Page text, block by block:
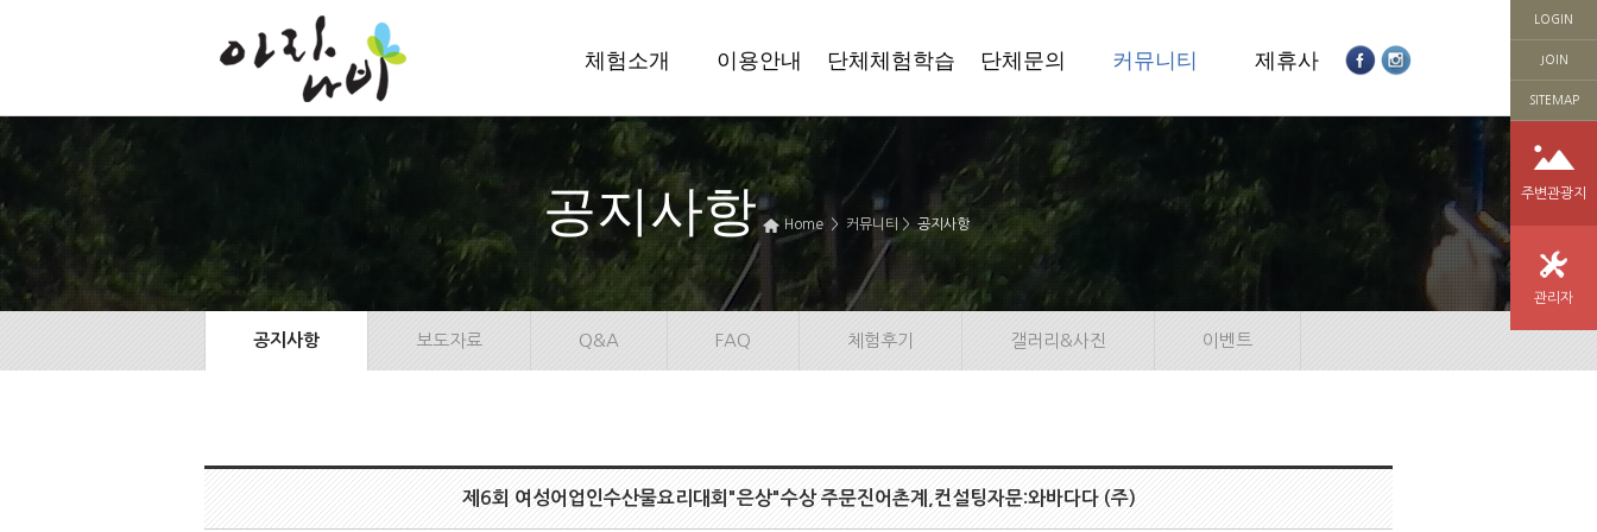
LOGIN
JOIN
SITEMAP
주변관광지
관리자
체험소개 이용안내 단체체험학습 단체문의 커뮤니티 제휴사
공지사항 Home > 커뮤니티 > 공지사항
공지사항 보도자료 Q&A FAQ 체험후기 갤러리&사진 이벤트
제6회 여성어업인수산물요리대회"은상"수상 주문진어촌계,컨설팅자문:와바다다 (주)